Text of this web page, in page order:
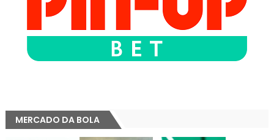
MERCADO DA BOLA